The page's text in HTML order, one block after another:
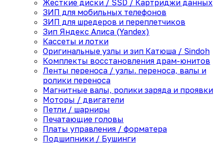
Жесткие диски / SSD / Картриджи данных
ЗИП для мобильных телефонов
ЗИП для шредеров и переплетчиков
Зип Яндекс Алиса (Yandex)
Кассеты и лотки
Оригинальные узлы и зип Катюша / Sindoh
Комплекты восстановления драм-юнитов
Ленты переноса / узлы. переноса, валы и
ролики переноса
Магнитные валы, ролики заряда и проявки
Моторы / двигатели
Петли / шарниры
Печатающие головы
Платы управления / форматера
Подшипники / Бушинги